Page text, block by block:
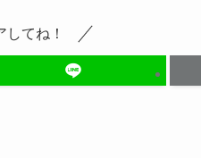
してね！